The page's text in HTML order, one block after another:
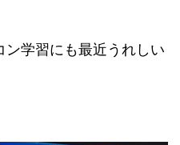
ン学習にも最近うれしい